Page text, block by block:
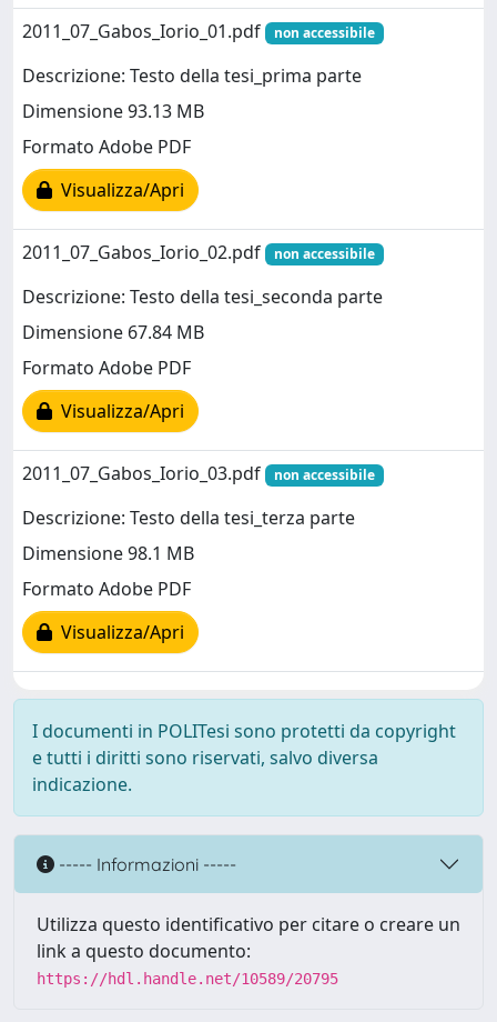
2011_07_Gabos_Iorio_01.pdf
non accessibile
Descrizione: Testo della tesi_prima parte
Dimensione 93.13 MB
Formato Adobe PDF
Visualizza/Apri
2011_07_Gabos_Iorio_02.pdf non accessibile
Descrizione: Testo della tesi_seconda parte
Dimensione 67.84 MB
Formato Adobe PDF
Visualizza/Apri
2011_07_Gabos_Iorio_03.pdf non accessibile
Descrizione: Testo della tesi_terza parte
Dimensione 98.1 MB
Formato Adobe PDF
Visualizza/Apri
I documenti in POLITesi sono protetti da copyright
e tutti i diritti sono riservati, salvo diversa
indicazione.
----- Informazioni -----
Utilizza questo identificativo per citare o creare un
link a questo documento:
https://hdl.handle.net/10589/20795